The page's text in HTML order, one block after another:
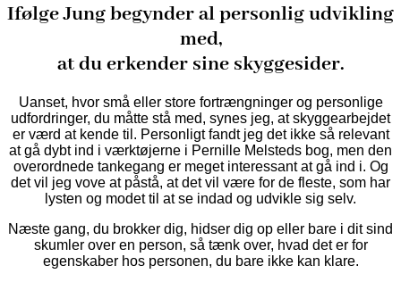
Ifølge Jung begynder al personlig udvikling
med,
at du erkender sine skyggesider.
Uanset, hvor små eller store fortrængninger og personlige
udfordringer, du måtte stå med, synes jeg, at skyggearbejdet
er værd at kende til. Personligt fandt jeg det ikke så relevant
at gå dybt ind i værktøjerne i Pernille Melsteds bog, men den
overordnede tankegang er meget interessant at gå ind i. Og
det vil jeg vove at påstå, at det vil være for de fleste, som har
lysten og modet til at se indad og udvikle sig selv.
Næste gang, du brokker dig, hidser dig op eller bare i dit sind
skumler over en person, så tænk over, hvad det er for
egenskaber hos personen, du bare ikke kan klare.